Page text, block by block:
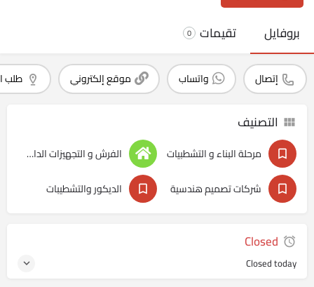
بروفايل تقيمات 0
إتصال واتساب موقع إلكتروني طلب
التصنيف
مرحلة البناء و التشطبيات
الفرش و التجهيزات الداخليه
شركات تصميم هندسية
الديكور والتشطيبات
Closed
Closed today